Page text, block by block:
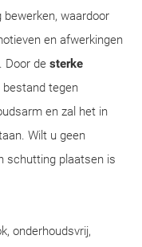
waardoor
en afwerkingen
Door de sterke
tegen
en zal het in
Wilt u geen
schutting plaatsen is
onderhoudsvrij,